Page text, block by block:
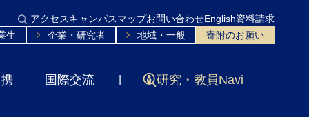
アクセスキャンパスマップお問い合わせEnglish資料請求
生
企業・研究者 地域・一般 寄附のお願い
国際交流 研究・教員Navi